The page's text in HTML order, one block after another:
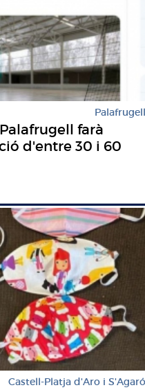
Palafrugell
farà
d'entre 30 i 60
Castell-Platja d'Aro i S'Agaró